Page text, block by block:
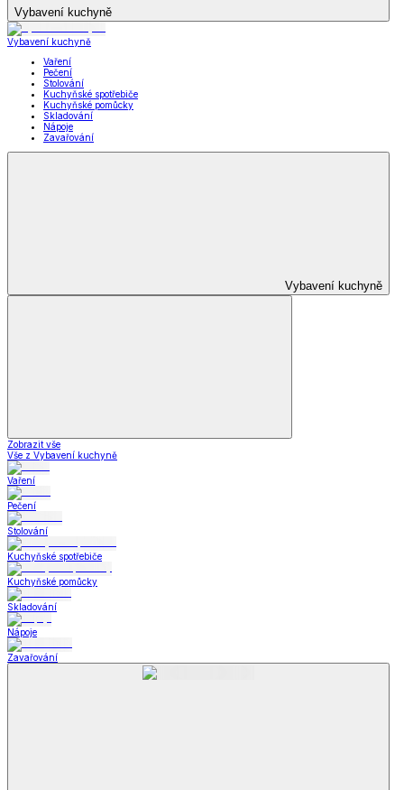
Vybavení kuchyně
Vybavení kuchyně
Vaření
Pečení
Stolování
Kuchyňské spotřebiče
Kuchyňské pomůcky
Skladování
Nápoje
Zavařování
Vybavení kuchyně
Zobrazit vše
Vše z Vybavení kuchyně
Vaření
Pečení
Stolování
Kuchyňské spotřebiče
Kuchyňské pomůcky
Skladování
Nápoje
Zavařování